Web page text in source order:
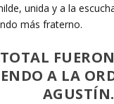
unida y a la
más fraterno.
A LA
AGUSTÍN.